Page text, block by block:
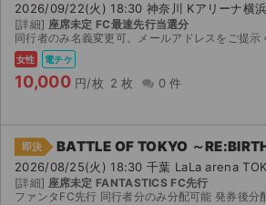
2026/09/22(火) 18:30 神奈川 Kアリーナ横浜
[詳細] 座席未定 FC最速先行当選分
同行者のみ名義変更可。メールアドレスをご提示ください。 ランダムエ
女性 電チケ
10,000 円/枚 2 枚 0 件
即決 BATTLE OF TOKYO ～
2026/08/25(火) 18:30 千葉 LaLa arena
[詳細] 座席未定 FANTASTICS FC先行
ファンタFC先行 同行者分のみ分配可能 発券後分